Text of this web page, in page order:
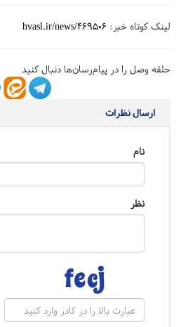
لینک کوتاه خبر: hvasl.ir/news/469506
حلقه وصل را در پیام‌رسان‌ها دنبال کنید
ارسال نظرات
نام
نظر